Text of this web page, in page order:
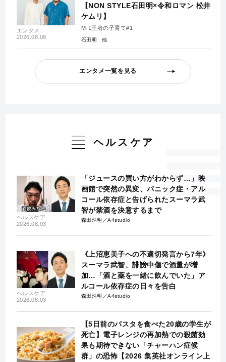
エンタメ
2026.08.08
【NON STYLE石田明×令和ロマン 松井
ケムリ】
M-1王者の子育て#1
石田明
エンタメ一覧を見る
ヘルスケア
ヘルスケア
2026.08.03
「ジュースの買い方がわからず…」映
画館で突然の異変、パニック症・アル
コール依存症と告げられたスーマラ武
智が禁酒を決意するまで
森田浩明／A4studio
ヘルスケア
2026.08.03
《上沼恵美子への不適切発言から7年》
スーマラ武智、誹謗中傷で酒量が増
加…「酒と薬を一緒に飲んでいた」ア
ルコール依存症の日々を告白
森田浩明／A4studio
【5日前のパスタを食べた20歳の学生が
死亡】電子レンジの再加熱での殺菌効
果も期待できない「チャーハン症候
群」の恐怖【2026 集英社オンライン上